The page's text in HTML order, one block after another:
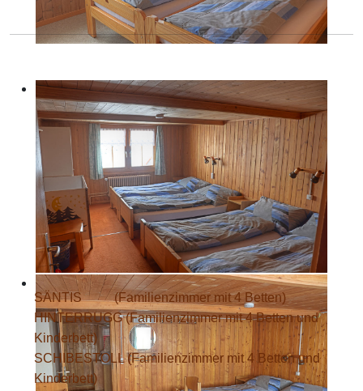
SÄNTIS(Familienzimmer mit 4 Betten)
HINTERRUGG(Familienzimmer mit 4 Betten und
Kinderbett)
SCHIBESTOLL(Familienzimmer mit 4 Betten und
Kinderbett)